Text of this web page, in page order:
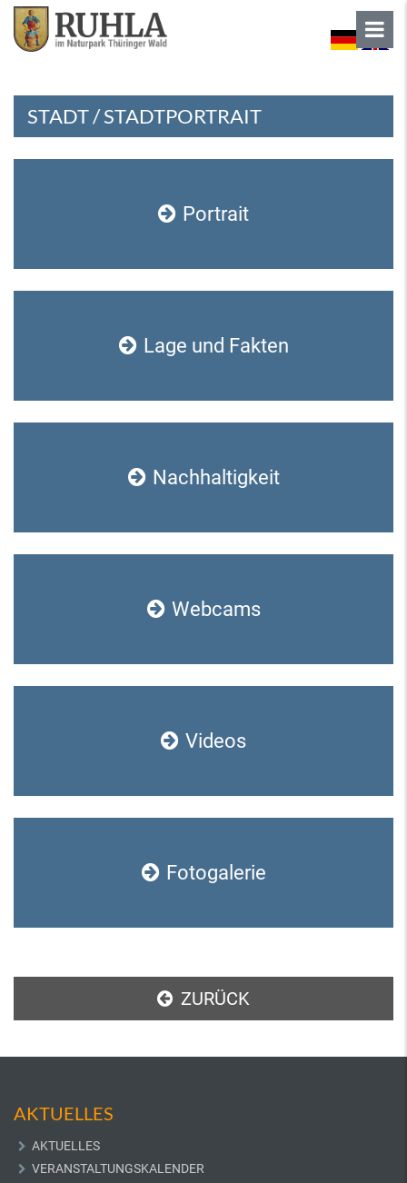
STADT / STADTPORTRAIT
Portrait
Lage und Fakten
Nachhaltigkeit
Webcams
Videos
Fotogalerie
ZURÜCK
AKTUELLES
AKTUELLES
VERANSTALTUNGSKALENDER